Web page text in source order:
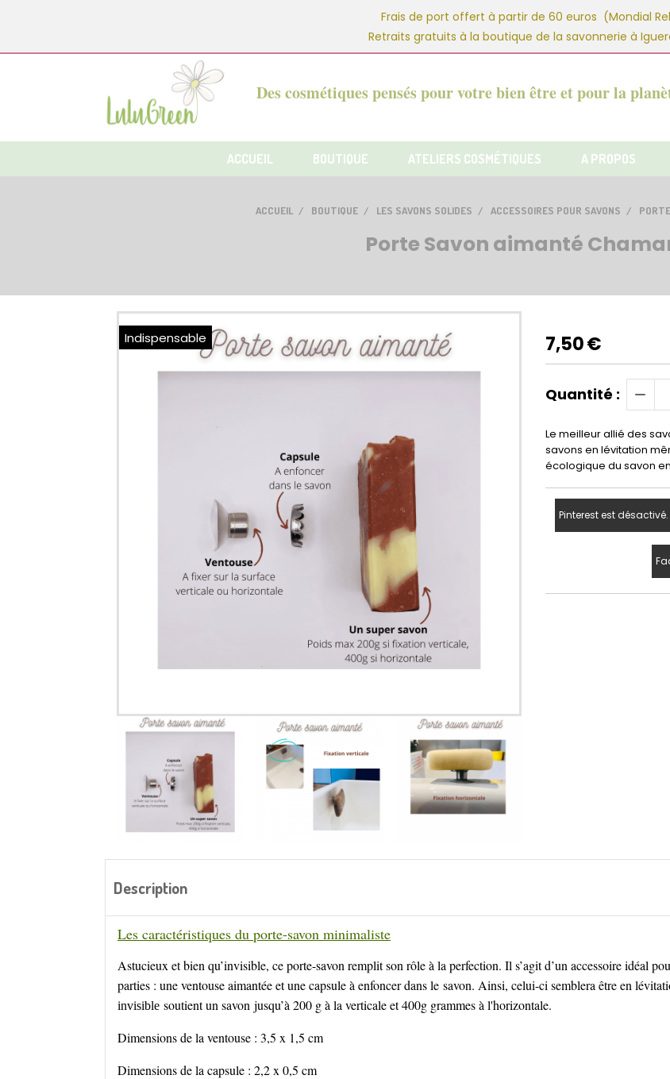
Frais de port offert à partir de 60 euros (Mondial
Retraits gratuits à la boutique de la savonnerie à
Des cosmétiques pensés pour votre bien être et pour la
ACCUEIL BOUTIQUE ATELIERS COSMÉTIQUES A PROPOS
ACCUEIL BOUTIQUE LES SAVONS SOLIDES ACCESSOIRES POUR SAVONS
Porte Savon aimanté
Indispensable 7,50€
Quantité :
Le meilleur allié des
savons en lévitation
écologique du savon
Pinterest est désactivé.
Description
Les caractéristiques du porte-savon minimaliste
Astucieux et bien qu’invisible, ce porte-savon remplit son rôle à la perfection. Il s’agit d’un accessoire idéal
parties : une ventouse aimantée et une capsule à enfoncer dans le savon. Ainsi, celui-ci semblera être en
invisible soutient un savon jusqu’à 200 g à la verticale et 400g grammes à l'horizontale.
Dimensions de la ventouse : 3,5 x 1,5 cm
Dimensions de la capsule : 2,2 x 0,5 cm